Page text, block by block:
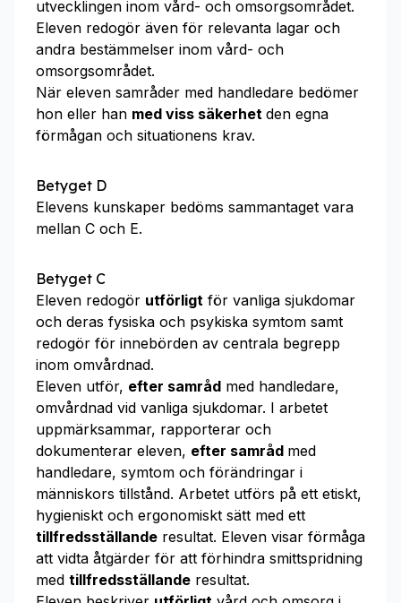
utvecklingen inom vård- och omsorgsområdet.
Eleven redogör även för relevanta lagar och
andra bestämmelser inom vård- och
omsorgsområdet.
När eleven samråder med handledare bedömer
hon eller han med viss säkerhet den egna
förmågan och situationens krav.
Betyget D
Elevens kunskaper bedöms sammantaget vara
mellan C och E.
Betyget C
Eleven redogör utförligt för vanliga sjukdomar
och deras fysiska och psykiska symtom samt
redogör för innebörden av centrala begrepp
inom omvårdnad.
Eleven utför, efter samråd med handledare,
omvårdnad vid vanliga sjukdomar. I arbetet
uppmärksammar, rapporterar och
dokumenterar eleven, efter samråd med
handledare, symtom och förändringar i
människors tillstånd. Arbetet utförs på ett etiskt,
hygieniskt och ergonomiskt sätt med ett
tillfredsställande resultat. Eleven visar förmåga
att vidta åtgärder för att förhindra smittspridning
med tillfredsställande resultat.